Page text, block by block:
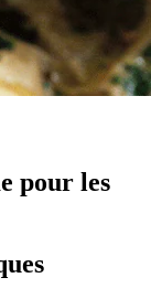
pour les